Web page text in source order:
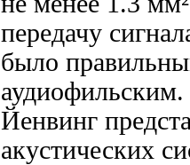
передачу
было
Йенвинг
акустических